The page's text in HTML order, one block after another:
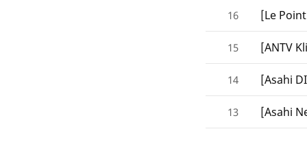
16 [Le
15 [ANTV
14 [Asahi
13 [Asahi